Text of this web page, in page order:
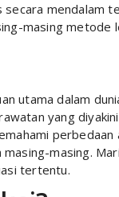
secara mendalam
masing metode
utama dalam
yang
masing-masing.
tertentu.